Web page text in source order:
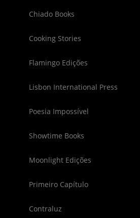
Chiado Books
Cooking Stories
Flamingo Edições
Lisbon International Press
Poesia Impossível
Showtime Books
Moonlight Edições
Primeiro Capítulo
Contraluz